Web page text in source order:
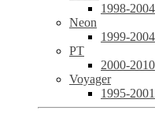
1998-2004
Neon
1999-2004
PT
2000-2010
Voyager
1995-2001